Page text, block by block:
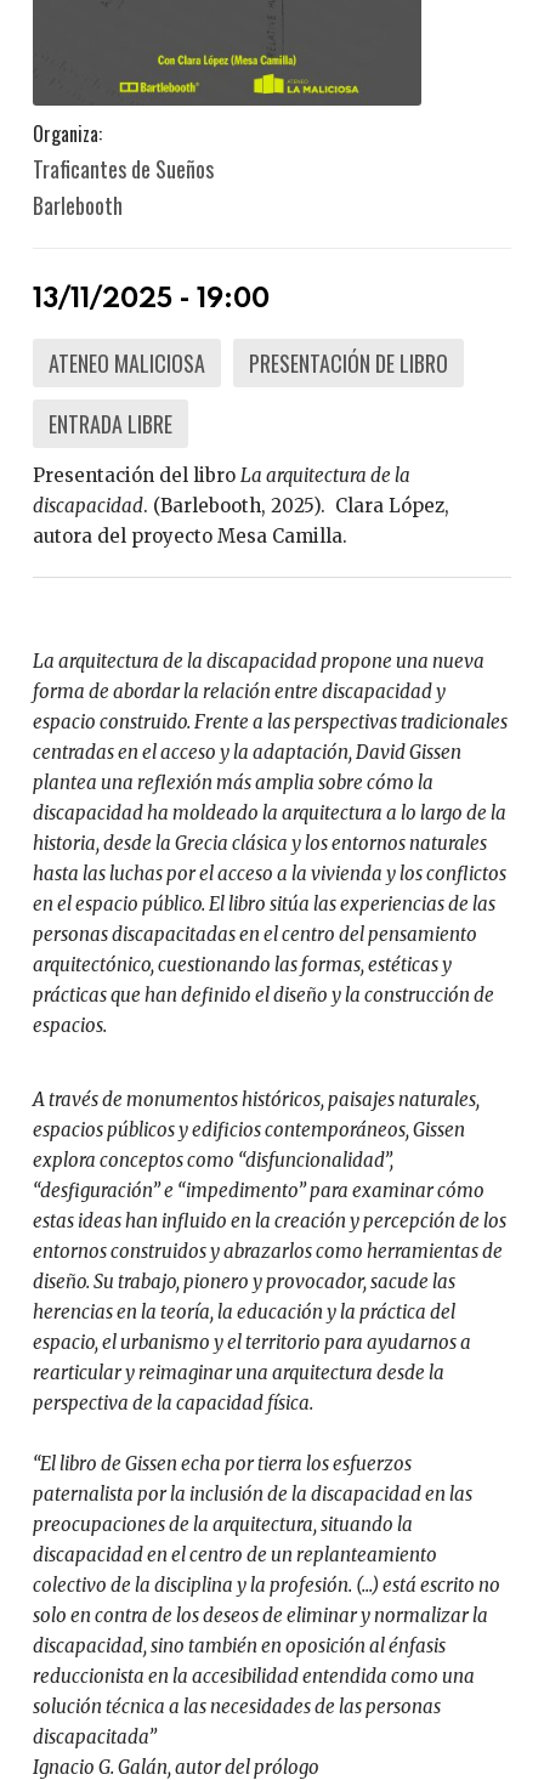
Organiza:
Traficantes de Sueños
Barlebooth
13/11/2025 - 19:00
ATENEO MALICIOSA
PRESENTACIÓN DE LIBRO
ENTRADA LIBRE
Presentación del libro La arquitectura de la
discapacidad. (Barlebooth, 2025). Clara López,
autora del proyecto Mesa Camilla.
La arquitectura de la discapacidad propone una nueva
forma de abordar la relación entre discapacidad y
espacio construido. Frente a las perspectivas tradicionales
centradas en el acceso y la adaptación, David Gissen
plantea una reflexión más amplia sobre cómo la
discapacidad ha moldeado la arquitectura a lo largo de la
historia, desde la Grecia clásica y los entornos naturales
hasta las luchas por el acceso a la vivienda y los conflictos
en el espacio público. El libro sitúa las experiencias de las
personas discapacitadas en el centro del pensamiento
arquitectónico, cuestionando las formas, estéticas y
prácticas que han definido el diseño y la construcción de
espacios.
A través de monumentos históricos, paisajes naturales,
espacios públicos y edificios contemporáneos, Gissen
explora conceptos como “disfuncionalidad”,
“desfiguración” e “impedimento” para examinar cómo
estas ideas han influido en la creación y percepción de los
entornos construidos y abrazarlos como herramientas de
diseño. Su trabajo, pionero y provocador, sacude las
herencias en la teoría, la educación y la práctica del
espacio, el urbanismo y el territorio para ayudarnos a
rearticular y reimaginar una arquitectura desde la
perspectiva de la capacidad física.
“El libro de Gissen echa por tierra los esfuerzos
paternalista por la inclusión de la discapacidad en las
preocupaciones de la arquitectura, situando la
discapacidad en el centro de un replanteamiento
colectivo de la disciplina y la profesión. (...) está escrito no
solo en contra de los deseos de eliminar y normalizar la
discapacidad, sino también en oposición al énfasis
reduccionista en la accesibilidad entendida como una
solución técnica a las necesidades de las personas
discapacitada”
Ignacio G. Galán, autor del prólogo